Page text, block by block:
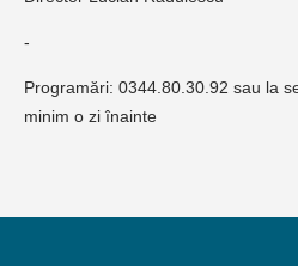
-
Programări: 0344.80.30.92 sau la
minim o zi înainte